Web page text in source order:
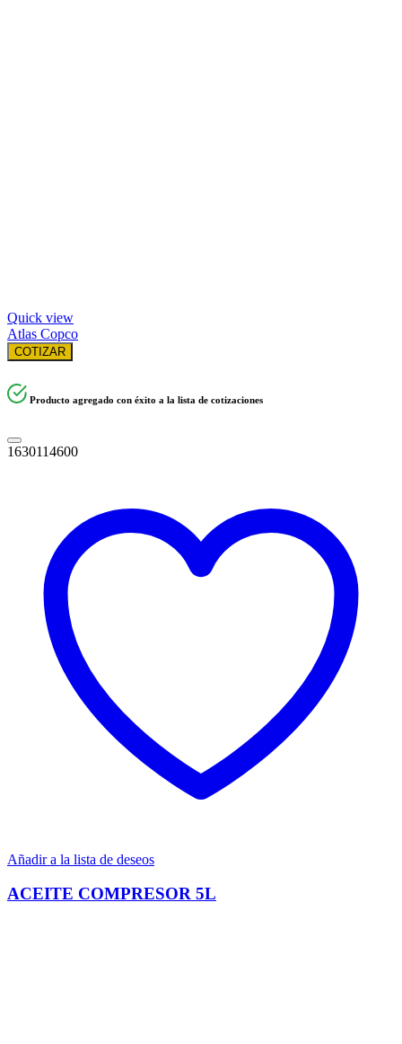
Quick view
Atlas Copco
COTIZAR
Producto agregado con éxito a la lista de cotizaciones
1630114600
Añadir a la lista de deseos
ACEITE COMPRESOR 5L